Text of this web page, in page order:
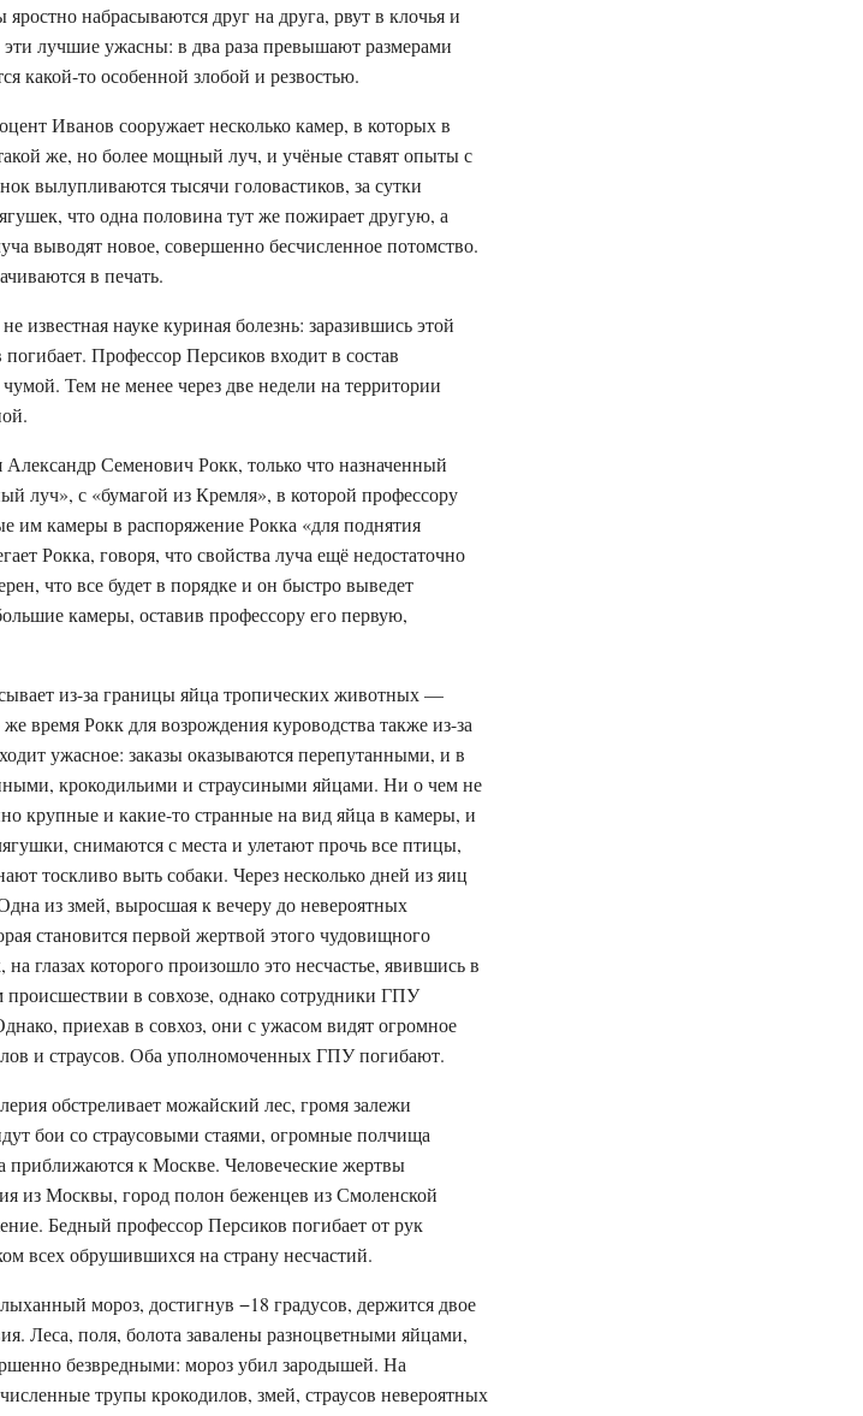
набрасываются друг на друга, рвут в клочья и
лучшие ужасны: в два раза превышают размерами
какой-то особенной злобой и резвостью.
Иванов сооружает несколько камер, в которых в
же, но более мощный луч, и учёные ставят опыты с
вылупливаются тысячи головастиков, за сутки
что одна половина тут же пожирает другую, а
выводят новое, совершенно бесчисленное потомство.
в печать.
известная науке куриная болезнь: заразившись этой
Профессор Персиков входит в состав
Тем не менее через две недели на территории
Семенович Рокк, только что назначенный
луч», с «бумагой из Кремля», в которой профессору
им камеры в распоряжение Рокка «для поднятия
Рокка, говоря, что свойства луча ещё недостаточно
что все будет в порядке и он быстро выведет
камеры, оставив профессору его первую,
из-за границы яйца тропических животных —
время Рокк для возрождения куроводства также из-за
ужасное: заказы оказываются перепутанными, и в
крокодильими и страусиными яйцами. Ни о чем не
крупные и какие-то странные на вид яйца в камеры, и
снимаются с места и улетают прочь все птицы,
тоскливо выть собаки. Через несколько дней из яиц
из змей, выросшая к вечеру до невероятных
становится первой жертвой этого чудовищного
глазах которого произошло это несчастье, явившись в
в совхозе, однако сотрудники ГПУ
приехав в совхоз, они с ужасом видят огромное
и страусов. Оба уполномоченных ГПУ погибают.
обстреливает можайский лес, громя залежи
бои со страусовыми стаями, огромные полчища
приближаются к Москве. Человеческие жертвы
из Москвы, город полон беженцев из Смоленской
Бедный профессор Персиков погибает от рук
всех обрушившихся на страну несчастий.
мороз, достигнув −18 градусов, держится двое
Леса, поля, болота завалены разноцветными яйцами,
безвредными: мороз убил зародышей. На
трупы крокодилов, змей, страусов невероятных